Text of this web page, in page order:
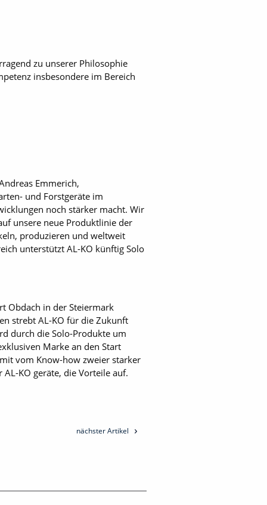
zu unserer Philosophie
insbesondere im Bereich
Emmerich,
und Forstgeräte im
noch stärker macht. Wir
unsere neue Produktlinie der
produzieren und weltweit
unterstützt AL-KO künftig Solo
Obdach in der Steiermark
strebt AL-KO für die Zukunft
durch die Solo-Produkte um
Marke an den Start
vom Know-how zweier starker
KO geräte, die Vorteile auf.
nächster Artikel